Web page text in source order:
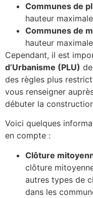
Communes de
hauteur
Communes de
hauteur
Cependant, il est
d’Urbanisme (PLU)
des règles plus
vous renseigner
débuter la
Voici quelques
en compte :
Clôture
clôture
autres types de
dans les